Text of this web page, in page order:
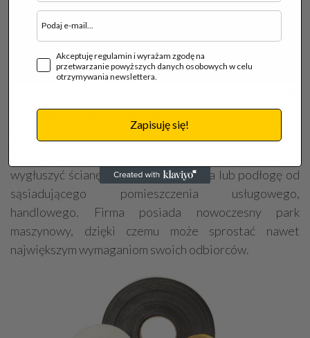
BORPELLE cieszy się dużą rozpoznawalnością w
branży oraz dobrymi opiniami osób, którym udało się
wygłuszyć ścianę od głośnego sąsiada lub podłogę od
sąsiadującego pomieszczenia usługowego,
handlowego. Firma posiada nowoczesny park
maszynowy, dzięki czemu może sprostać nawet
największym wymaganiom swoich odbiorców.
Akceptuję regulamin i wyrażam zgodę na
przetwarzanie powyższych danych osobowych w celu
otrzymywania newslettera.
Zapisuję się!